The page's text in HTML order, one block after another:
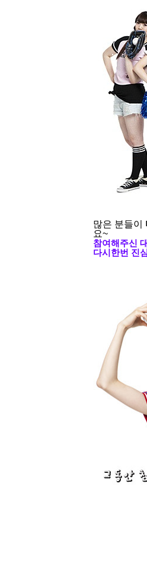
많은 분들이
요~
참여해주신
다시한번 진